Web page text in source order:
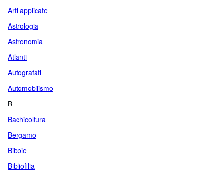
Arti applicate
Astrologia
Astronomia
Atlanti
Autografati
Automobilismo
B
Bachicoltura
Bergamo
Bibbie
Bibliofilia